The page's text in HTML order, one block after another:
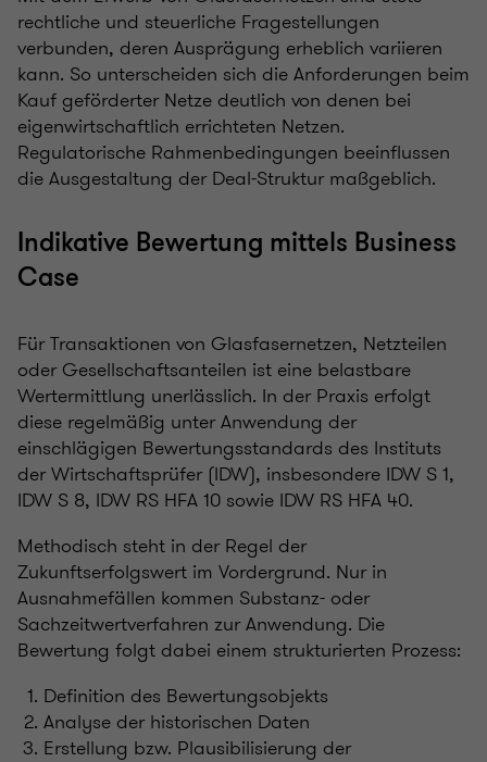
rechtliche und steuerliche Fragestellungen
verbunden, deren Ausprägung erheblich variieren
kann. So unterscheiden sich die Anforderungen beim
Kauf geförderter Netze deutlich von denen bei
eigenwirtschaftlich errichteten Netzen.
Regulatorische Rahmenbedingungen beeinflussen
die Ausgestaltung der Deal-Struktur maßgeblich.
Indikative Bewertung mittels Business
Case
Für Transaktionen von Glasfasernetzen, Netzteilen
oder Gesellschaftsanteilen ist eine belastbare
Wertermittlung unerlässlich. In der Praxis erfolgt
diese regelmäßig unter Anwendung der
einschlägigen Bewertungsstandards des Instituts
der Wirtschaftsprüfer (IDW), insbesondere IDW S 1,
IDW S 8, IDW RS HFA 10 sowie IDW RS HFA 40.
Methodisch steht in der Regel der
Zukunftserfolgswert im Vordergrund. Nur in
Ausnahmefällen kommen Substanz- oder
Sachzeitwertverfahren zur Anwendung. Die
Bewertung folgt dabei einem strukturierten Prozess:
Definition des Bewertungsobjekts
Analyse der historischen Daten
Erstellung bzw. Plausibilisierung der